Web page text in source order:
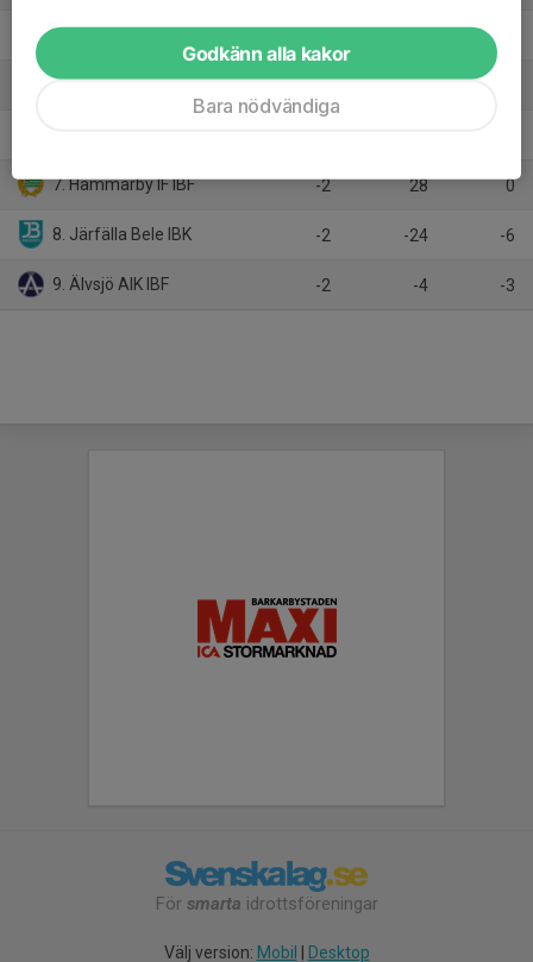
4. FBC Sollentuna
5. Värmdö IF (A) 14 -22
7. Hammarby IF IBF -2 28 0
8. Järfälla Bele IBK -2 -24 -6
9. Älvsjö AIK IBF -2 -4 -3
För smarta idrottsföreningar
Välj version: Mobil Desktop
Godkänn alla kakor
Bara nödvändiga